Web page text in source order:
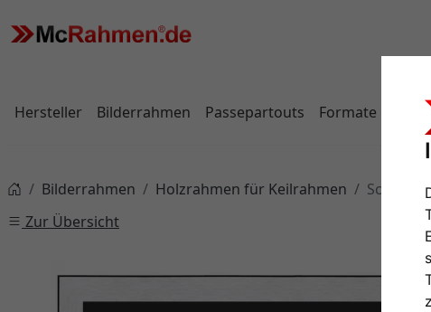
Hersteller Bilderrahmen Passepartouts Formate
Bilderrahmen Holzrahmen für Keilrahmen
Zur Übersicht